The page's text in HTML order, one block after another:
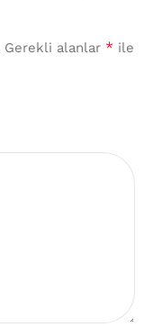
Gerekli alanlar * ile